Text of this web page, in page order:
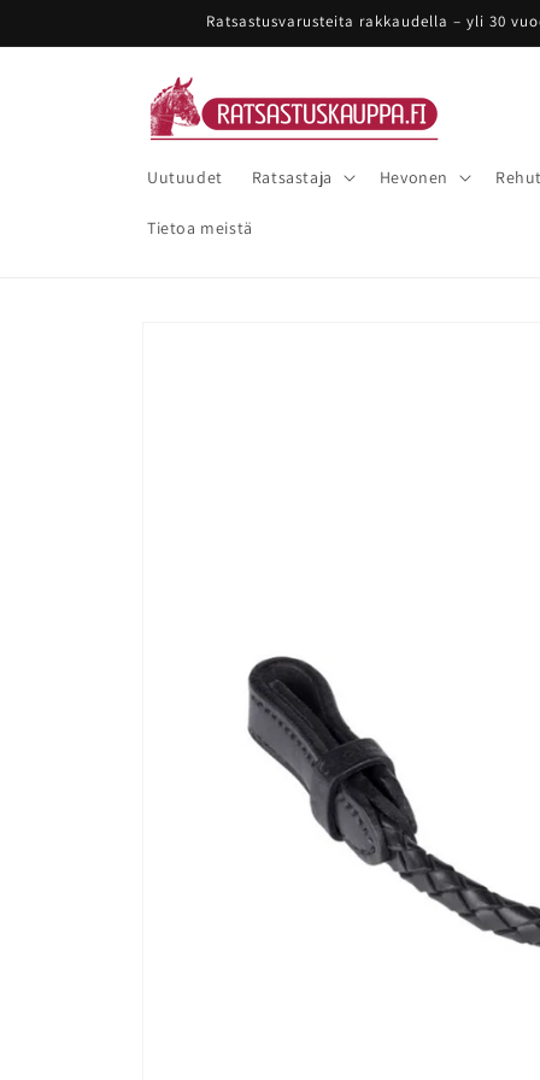
sisältöön
Ratsastusvarusteita rakkaudella – yli 30
Uutuudet Ratsastaja Hevonen
Tietoa meistä